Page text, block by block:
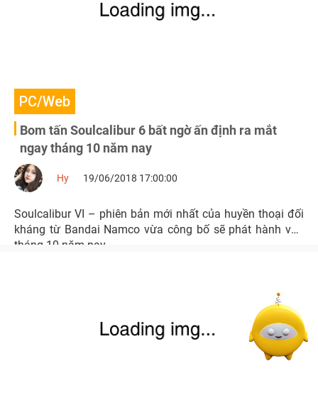
PC/Web
Bom tấn Soulcalibur 6 bất ngờ ấn định ra mắt
ngay tháng 10 năm nay
Hy 19/06/2018 17:00:00
Soulcalibur VI – phiên bản mới nhất của huyền thoại đối
kháng từ Bandai Namco vừa công bố sẽ phát hành vào
tháng 10 năm nay.